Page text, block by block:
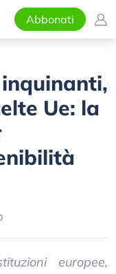
Abbonati
Ue: la
europee,